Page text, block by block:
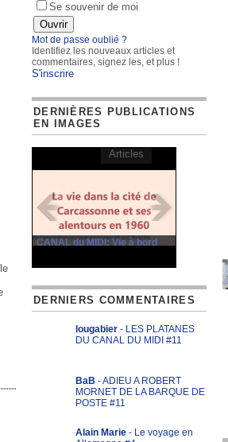
Se souvenir de moi
Mot de passe oublié ?
Identifiez les nouveaux articles et
commentaires, signez les, et plus !
S'inscrire
DERNIÈRES PUBLICATIONS
EN IMAGES
CANAL du MIDI: Vie à bord
Articles
DERNIERS COMMENTAIRES
lougabier - LES PLATANES
DU CANAL DU MIDI #11
BaB - ADIEU A ROBERT
MORNET DE LA BARQUE DE
POSTE #11
Alain Marie - Le voyage en